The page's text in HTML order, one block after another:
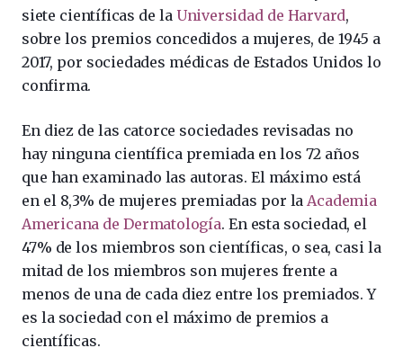
siete científicas de la Universidad de Harvard,
sobre los premios concedidos a mujeres, de 1945 a
2017, por sociedades médicas de Estados Unidos lo
confirma.
En diez de las catorce sociedades revisadas no
hay ninguna científica premiada en los 72 años
que han examinado las autoras. El máximo está
en el 8,3% de mujeres premiadas por laAcademia
Americana de Dermatología. En esta sociedad, el
47% de los miembros son científicas, o sea, casi la
mitad de los miembros son mujeres frente a
menos de una de cada diez entre los premiados. Y
es la sociedad con el máximo de premios a
científicas.